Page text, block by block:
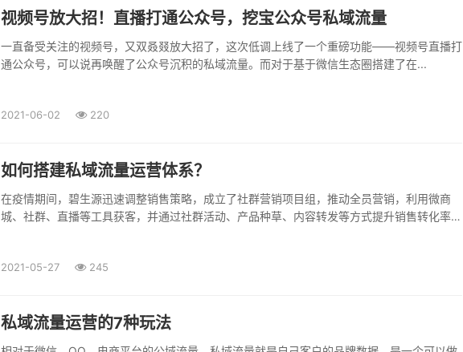
视频号放大招！直播打通公众号，挖宝公众号私域流量
一直备受关注的视频号，又双叒叕放大招了，这次低调上线了一个重磅功能——视频号直播打
通公众号，可以说再唤醒了公众号沉积的私域流量。而对于基于微信生态圈搭建了在...
2021-06-02 220
如何搭建私域流量运营体系？
在疫情期间，碧生源迅速调整销售策略，成立了社群营销项目组，推动全员营销，利用微商
城、社群、直播等工具获客，并通过社群活动、产品种草、内容转发等方式提升销售转化率与
2021-05-27 245
私域流量运营的7种玩法